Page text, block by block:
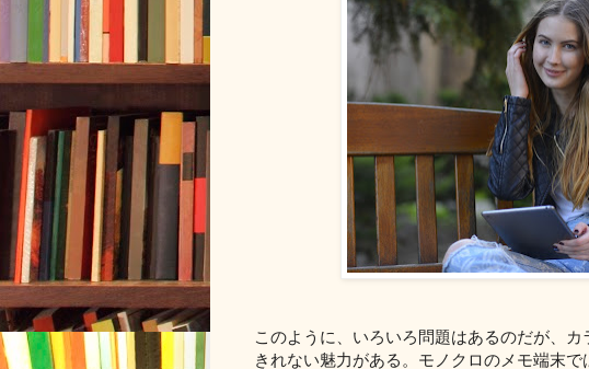
このように、いろいろ問題はあるのだが、
きれない魅力がある。モノクロのメモ端末